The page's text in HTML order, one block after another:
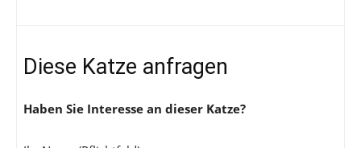
Diese Katze anfragen
Haben Sie Interesse an dieser Katze?